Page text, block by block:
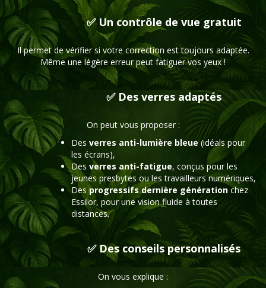
✅ Un contrôle de vue gratuit
Il permet de vérifier si votre correction est toujours adaptée.
Même une légère erreur peut fatiguer vos yeux !
✅ Des verres adaptés
On peut vous proposer :
Des verres anti-lumière bleue(idéals pour
les écrans),
Des verres anti-fatigue, conçus pour les
jeunes presbytes ou les travailleurs numériques,
Desprogressifs dernière générationchez
Essilor, pour une vision fluide à toutes
distances.
✅ Des conseils personnalisés
On vous explique :